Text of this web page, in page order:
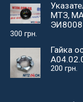
МТЗ,
300 грн.
Гайка
200 грн.